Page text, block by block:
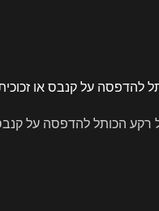
רקע הכותל להדפסה על